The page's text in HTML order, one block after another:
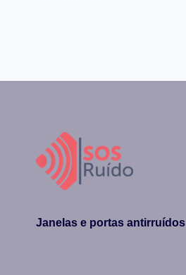
Janelas e portas antirruídos